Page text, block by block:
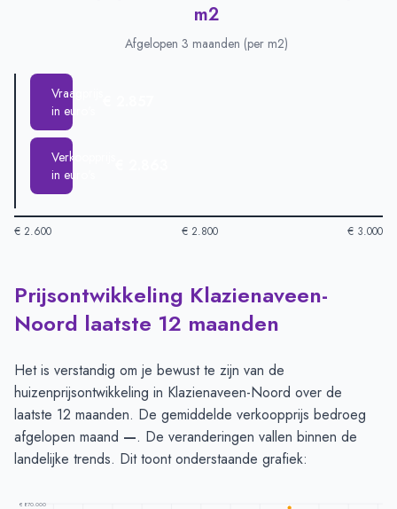
m2
Afgelopen 3 maanden (per m2)
Vraagprijs
in euro's
Verkoopprijs
in euro's
€ 2.600 € 2.800 € 3.000
Huizenprijzen in Klazienaveen Noord per m2-Afgelopen 3
Type
Vraagprijs in euro's
Verkoopprijs in euro's
Prijsontwikkeling Klazienaveen-
Noord laatste 12 maanden
Het is verstandig om je bewust te zijn van de
huizenprijsontwikkeling in Klazienaveen-Noord over de
laatste 12 maanden. De gemiddelde verkoopprijs bedroeg
afgelopen maand —. De veranderingen vallen binnen de
landelijke trends. Dit toont onderstaande grafiek:
€ 870.000